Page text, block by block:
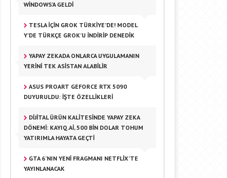
WINDOWS’A GELDI
TESLA IÇIN GROK TÜRKIYE’DE! MODEL
Y’DE TÜRKÇE GROK’U İNDIRIP DENEDIK
YAPAY ZEKADA ONLARCA UYGULAMANIN
YERINI TEK ASISTAN ALABILIR
ASUS PROART GEFORCE RTX 5090
DUYURULDU: İŞTE ÖZELLIKLERI
DİJİTAL ÜRÜN KALİTESİNDE YAPAY ZEKA
DÖNEMİ: KAYIQ.AI, 500 BİN DOLAR TOHUM
YATIRIMLA HAYATA GEÇTİ
GTA 6’NIN YENI FRAGMANI NETFLIX’TE
YAYINLANACAK